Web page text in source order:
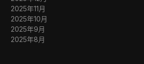
2025年11月
2025年10月
2025年9月
2025年8月